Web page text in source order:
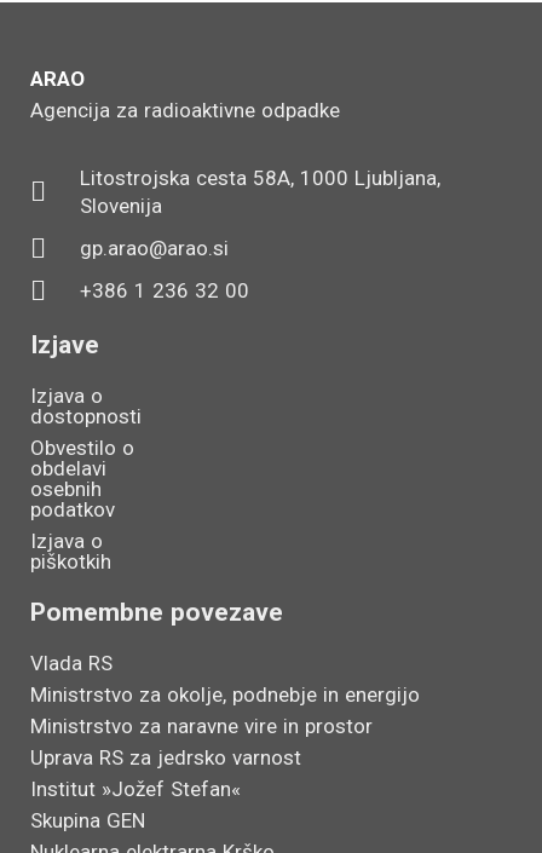
ARAO
Agencija za radioaktivne odpadke
Litostrojska cesta 58A, 1000 Ljubljana,
Slovenija
gp.arao@arao.si
+386 1 236 32 00
Izjave
Izjava o
dostopnosti
Obvestilo o
obdelavi
osebnih
podatkov
Izjava o
piškotkih
Pomembne povezave
Vlada RS
Ministrstvo za okolje, podnebje in energijo
Ministrstvo za naravne vire in prostor
Uprava RS za jedrsko varnost
Institut »Jožef Stefan«
Skupina GEN